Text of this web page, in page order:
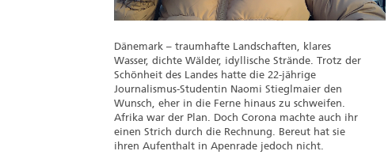
Dänemark – traumhafte Landschaften, klares
Wasser, dichte Wälder, idyllische Strände. Trotz der
Schönheit des Landes hatte die 22-jährige
Journalismus-Studentin Naomi Stieglmaier den
Wunsch, eher in die Ferne hinaus zu schweifen.
Afrika war der Plan. Doch Corona machte auch ihr
einen Strich durch die Rechnung. Bereut hat sie
ihren Aufenthalt in Apenrade jedoch nicht.